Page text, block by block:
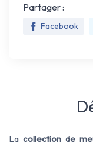
Partager :
Facebook
Lacollection de